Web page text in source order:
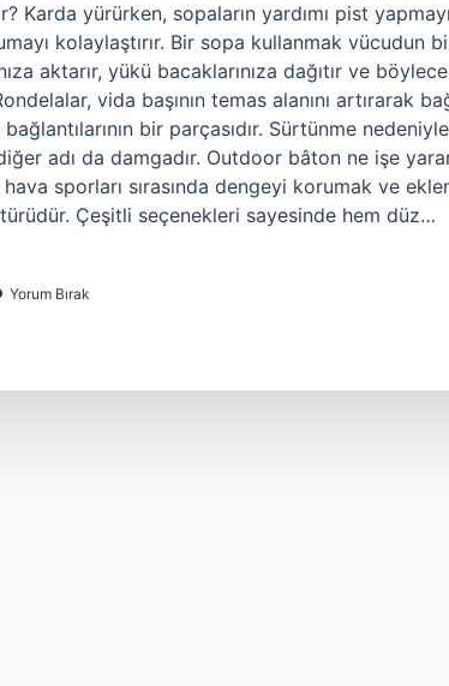
Karda yürürken, sopaların yardımı pist
kolaylaştırır. Bir sopa kullanmak vücudun bir
aktarır, yükü bacaklarınıza dağıtır ve
vida başının temas alanını artırarak
bir parçasıdır. Sürtünme
adı da damgadır. Outdoor bâton ne işe
sporları sırasında dengeyi korumak ve
Çeşitli seçenekleri sayesinde hem düz…
Yorum Bırak